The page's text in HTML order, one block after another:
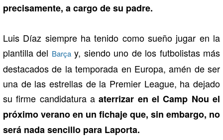
precisamente, a cargo de su padre.
Luis Díaz siempre ha tenido como sueño jugar en la
plantilla del Barçay, siendo uno de los futbolistas más
destacados de la temporada en Europa, amén de ser
una de las estrellas de la Premier League, ha dejado
su firme candidatura a aterrizar en el Camp Nou el
próximo verano en un fichaje que, sin embargo, no
será nada sencillo para Laporta.